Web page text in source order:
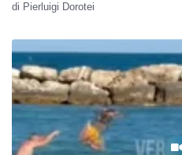
di Pierluigi Dorotei